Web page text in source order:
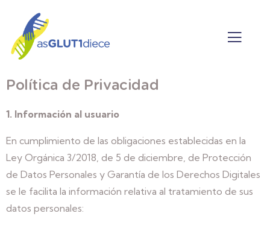
Política de Privacidad
1. Información al usuario
En cumplimiento de las obligaciones establecidas en la
Ley Orgánica 3/2018, de 5 de diciembre, de Protección
de Datos Personales y Garantía de los Derechos Digitales
se le facilita la información relativa al tratamiento de sus
datos personales: